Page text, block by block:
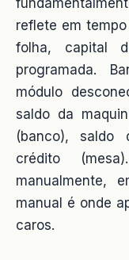
reflete em
folha, capital
programada.
módulo
saldo da
(banco), saldo
crédito
manualmente,
manual é onde
caros.